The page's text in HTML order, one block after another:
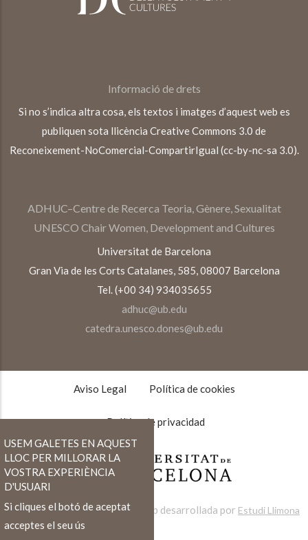
Informació de drets
Si no s’indica altra cosa, els textos i imatges d’aquest web es
publiquen sota llicència Creative Commons 3.0 de
Reconeixement-NoComercial-CompartirIgual (cc-by-nc-sa 3.0).
ADHUC–Centre de Recerca Teoria, Gènere, Sexualitat
UNESCO Chair Women, Development and Cultures
Universitat de Barcelona
Gran Via de les Corts Catalanes, 585, 08007 Barcelona
Tel. (+00 34) 934035655
adhuc@ub.edu
catedra.unesco.dones@ub.edu
TEXTOS
Aviso Legal Política de cookies
Política de privacidad
Web desarrollada por Estudi Llimona
USEM GALETES EN AQUEST
LLOC PER MILLORAR LA
VOSTRA EXPERIÈNCIA
D'USUARI
Si cliques el botó de aceptat
acceptes el seu ús